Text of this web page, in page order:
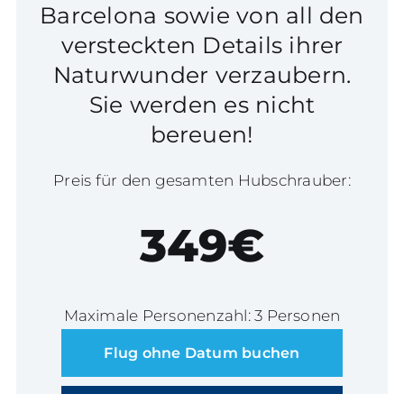
Barcelona sowie von all den
versteckten Details ihrer
Naturwunder verzaubern.
Sie werden es nicht
bereuen!
Preis für den gesamten Hubschrauber:
349€
Maximale Personenzahl: 3 Personen
Flug ohne Datum buchen